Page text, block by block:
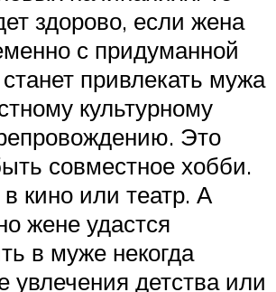
здорово, если жена
с придуманной
привлекать мужа
культурному
Это
совместное хобби.
кино или театр. А
жене удастся
в муже некогда
увлечения детства или